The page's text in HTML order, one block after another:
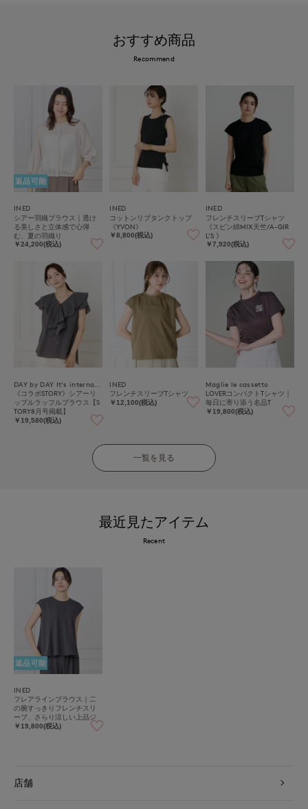
おすすめ商品
Recommend
返品可能
INED
シアー羽織ブラウス｜透け
る美しさと立体感で心弾
む、夏の羽織り
￥24,200(税込)
INED
コットンリブタンクトップ
《YVON》
￥8,800(税込)
INED
フレンチスリーブTシャツ
《スビン綿MIX天竺/A-GIR
L’S 》
￥7,920(税込)
《コラボSTORY》シアーリ
ップルラッフルブラウス【S
TORY8月号掲載】
￥19,580(税込)
INED
フレンチスリーブTシャツ
￥12,100(税込)
Maglie le cassetto
LOVERコンパクトTシャツ｜
毎日に寄り添う名品T
￥19,800(税込)
一覧を見る
最近見たアイテム
Recent
返品可能
INED
フレアラインブラウス｜二
の腕すっきりフレンチスリ
ーブ、さらり涼しい上品ジ
ョーゼット
￥19,800(税込)
店舗